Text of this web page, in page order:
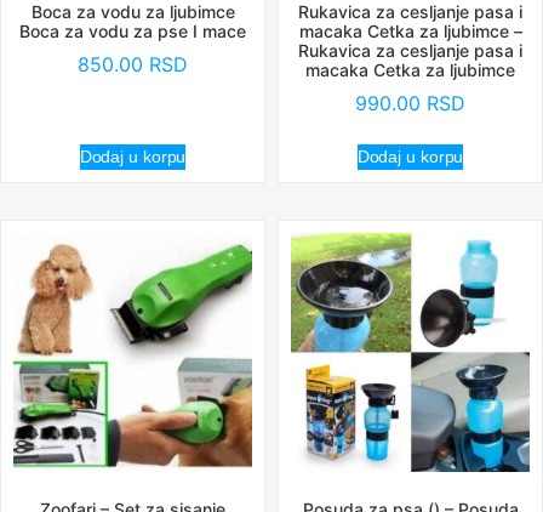
Boca za vodu za ljubimce
Boca za vodu za pse I mace
850.00 RSD
Dodaj u korpu
Rukavica za cesljanje pasa i
macaka Cetka za ljubimce –
Rukavica za cesljanje pasa i
macaka Cetka za ljubimce
990.00 RSD
Dodaj u korpu